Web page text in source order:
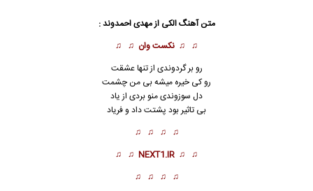
متن آهنگ الکی ازمهدی احمدوند:
♫ ♫ نکست وان ♫ ♫
رو بر گردوندی از تنها عشقت
رو کی خیره میشه بی من چشمت
دل سوزوندی منو بردی از یاد
بی تاثیر بود پشتت داد و فریاد
♫ ♫ ♫ ♫
♫ ♫
NEXT1.IR
♫ ♫
♫ ♫ ♫ ♫